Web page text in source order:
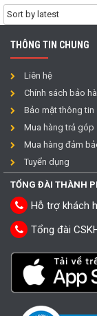
THÔNG TIN CHUNG
Liên hệ
Chính sách bảo
Bảo mật thông tin
Mua hàng trả góp
Mua hàng đảm
Tuyển dụng
TỔNG ĐÀI THÀNH
Hỗ trợ khách
Tổng đài